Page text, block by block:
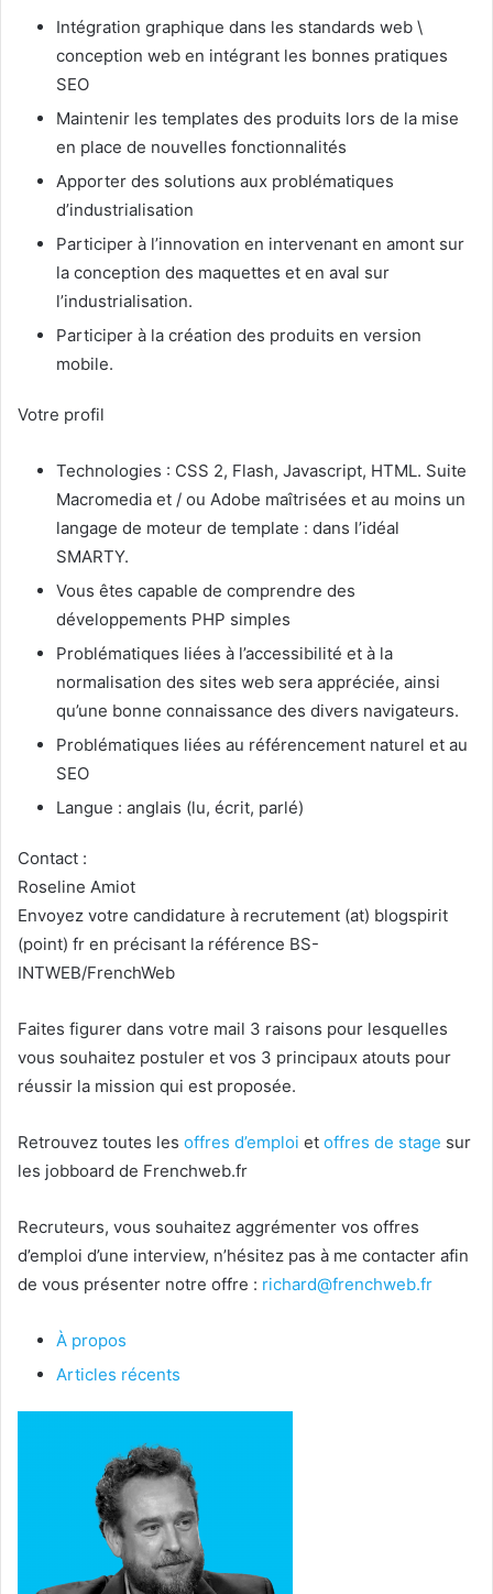
Intégration graphique dans les standards web \
conception web en intégrant les bonnes pratiques
SEO
Maintenir les templates des produits lors de la mise
en place de nouvelles fonctionnalités
Apporter des solutions aux problématiques
d’industrialisation
Participer à l’innovation en intervenant en amont sur
la conception des maquettes et en aval sur
l’industrialisation.
Participer à la création des produits en version
mobile.
Votre profil
Technologies : CSS 2, Flash, Javascript, HTML. Suite
Macromedia et / ou Adobe maîtrisées et au moins un
langage de moteur de template : dans l’idéal
SMARTY.
Vous êtes capable de comprendre des
développements PHP simples
Problématiques liées à l’accessibilité et à la
normalisation des sites web sera appréciée, ainsi
qu’une bonne connaissance des divers navigateurs.
Problématiques liées au référencement naturel et au
SEO
Langue : anglais (lu, écrit, parlé)
Contact :
Roseline Amiot
Envoyez votre candidature à recrutement (at) blogspirit
(point) fr en précisant la référence BS-
INTWEB/FrenchWeb
Faites figurer dans votre mail 3 raisons pour lesquelles
vous souhaitez postuler et vos 3 principaux atouts pour
réussir la mission qui est proposée.
Retrouvez toutes les offres d’emploi et offres de stage sur
les jobboard de Frenchweb.fr
Recruteurs, vous souhaitez aggrémenter vos offres
d’emploi d’une interview, n’hésitez pas à me contacter afin
de vous présenter notre offre : richard@frenchweb.fr
À propos
Articles récents